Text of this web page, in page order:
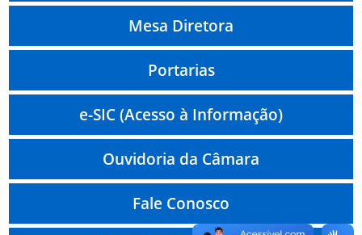
Mesa Diretora
Portarias
e-SIC (Acesso à Informação)
Ouvidoria da Câmara
Fale Conosco